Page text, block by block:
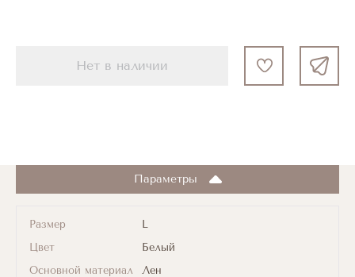
Нет в наличии
Параметры
Размер
L
Цвет
Белый
Основной материал
Лен